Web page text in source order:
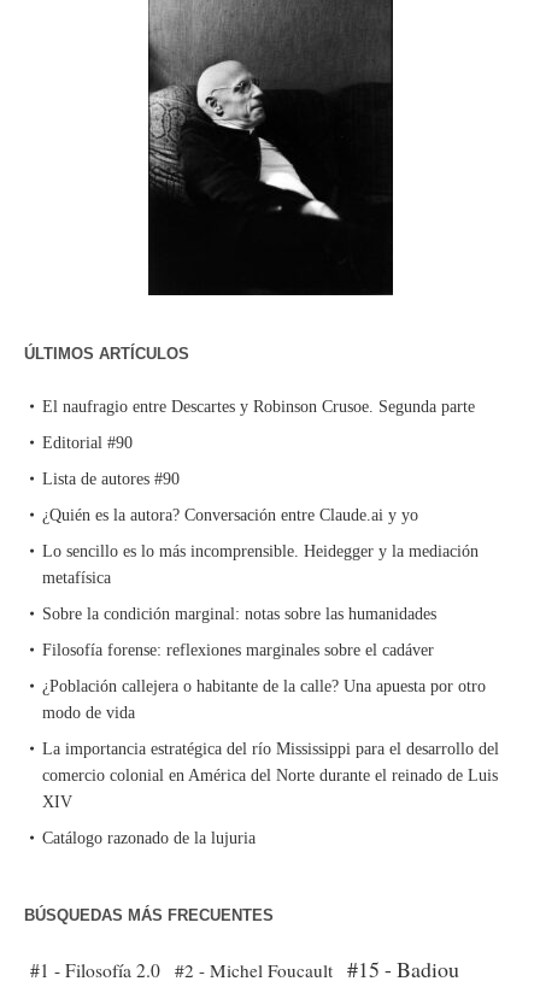
ÚLTIMOS ARTÍCULOS
El naufragio entre Descartes y Robinson Crusoe. Segunda parte
Editorial #90
Lista de autores #90
¿Quién es la autora? Conversación entre Claude.ai y yo
Lo sencillo es lo más incomprensible. Heidegger y la mediación
metafísica
Sobre la condición marginal: notas sobre las humanidades
Filosofía forense: reflexiones marginales sobre el cadáver
¿Población callejera o habitante de la calle? Una apuesta por otro
modo de vida
La importancia estratégica del río Mississippi para el desarrollo del
comercio colonial en América del Norte durante el reinado de Luis
XIV
Catálogo razonado de la lujuria
BÚSQUEDAS MÁS FRECUENTES
#1 - Filosofía 2.0 #2 - Michel Foucault #15 - Badiou